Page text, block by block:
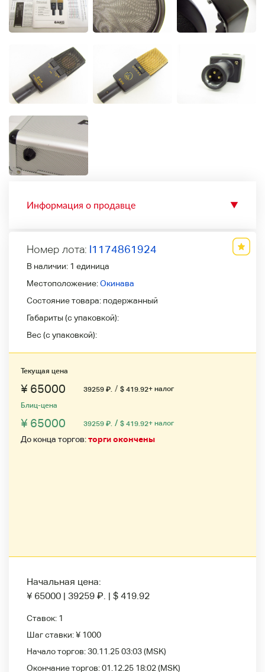
Информация о продавце ▼
Номер лота: l1174861924
В наличии: 1 единица
Местоположение:Окинава
Состояние товара: подержанный
Габариты (с упаковкой):
Вес (с упаковкой):
Текущая цена
¥ 65000 39259 ₽ / $ 419.92+ налог
Блиц-цена
¥ 65000 39259 ₽ / $ 419.92+ налог
До конца торгов:торги окончены
Начальная цена:
¥ 65000 | 39259 ₽ | $ 419.92
Ставок: 1
Шаг ставки:¥ 1000
Начало торгов:30.11.25 03:03(MSK)
Окончание торгов:01.12.25 18:02(MSK)